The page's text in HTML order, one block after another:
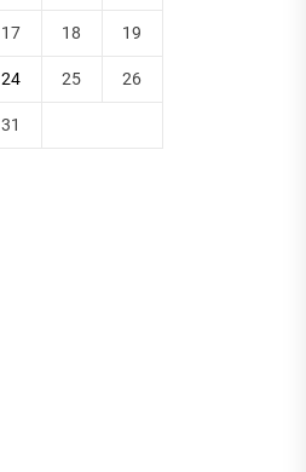
17 18 19
24 25 26
31